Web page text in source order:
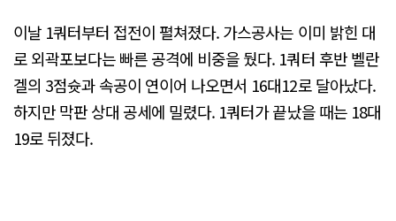
이날 1쿼터부터 접전이 펼쳐졌다. 가스공사는 이미 밝힌 대
로 외곽포보다는 빠른 공격에 비중을 뒀다. 1쿼터 후반 벨란
겔의 3점슛과 속공이 연이어 나오면서 16대12로 달아났다.
하지만 막판 상대 공세에 밀렸다. 1쿼터가 끝났을 때는 18대
19로 뒤졌다.